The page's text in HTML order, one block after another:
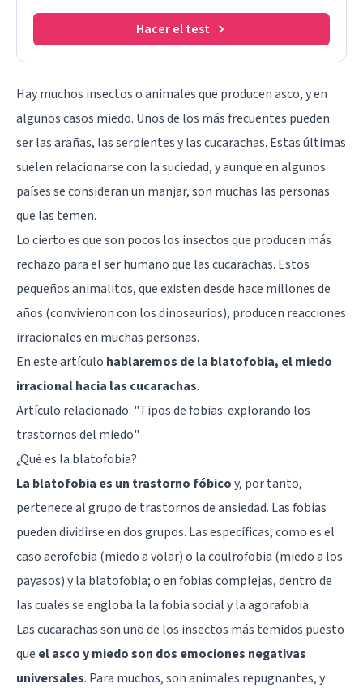
Hacer el test
Hay muchos insectos o animales que producen asco, y en
algunos casos miedo. Unos de los más frecuentes pueden
ser las arañas, las serpientes y las cucarachas. Estas últimas
suelen relacionarse con la suciedad, y aunque en algunos
países se consideran un manjar, son muchas las personas
que las temen.
Lo cierto es que son pocos los insectos que producen más
rechazo para el ser humano que las cucarachas. Estos
pequeños animalitos, que existen desde hace millones de
años (convivieron con los dinosaurios), producen reacciones
irracionales en muchas personas.
En este artículo hablaremos de la blatofobia, el miedo
irracional hacia las cucarachas.
Artículo relacionado: "Tipos de fobias: explorando los
trastornos del miedo"
¿Qué es la blatofobia?
La blatofobia es un trastorno fóbicoy, por tanto,
pertenece al grupo de trastornos de ansiedad. Las fobias
pueden dividirse en dos grupos. Las específicas, como es el
casoaerofobia (miedo a volar) o lacoulrofobia (miedo a los
payasos) y la blatofobia; o en fobias complejas, dentro de
las cuales se engloba la la fobia social y la agorafobia.
Las cucarachas son uno de los insectos más temidos puesto
que el asco y miedo son dos emociones negativas
universales. Para muchos, son animales repugnantes, y